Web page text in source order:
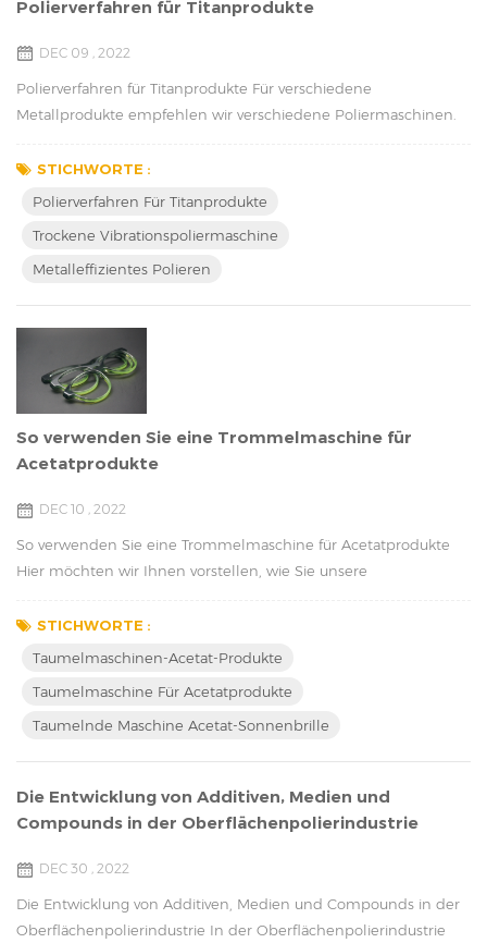
Polierverfahren für Titanprodukte
DEC 09 , 2022
Polierverfahren für Titanprodukte Für verschiedene
Metallprodukte empfehlen wir verschiedene Poliermaschinen.
vorstellen . Wie Sie sehen können, stellen wir die Produkte
nacheinander in die Reihe, um sicherzustellen, dass die
wird. In der Maschine befindet sich ein Sicherheitssens...
STICHWORTE :
Polierverfahren Für Titanprodukte
Trockene Vibrationspoliermaschine
Metalleffizientes Polieren
So verwenden Sie eine Trommelmaschine für
Acetatprodukte
DEC 10 , 2022
So verwenden Sie eine Trommelmaschine für Acetatprodukte
Hier möchten wir Ihnen vorstellen, wie Sie unsere
nehmen Acetat-Sonnenbrillen als Beispiel: Um eine
Trommelmaschine für Acetat-Sonnenbrillen zu verwenden,
die Trommelmaschine sauber und in gutem Zustand ist. Legen
Sie zwei...
STICHWORTE :
Taumelmaschinen-Acetat-Produkte
Taumelmaschine Für Acetatprodukte
Taumelnde Maschine Acetat-Sonnenbrille
Die Entwicklung von Additiven, Medien und
Compounds in der Oberflächenpolierindustrie
DEC 30 , 2022
Die Entwicklung von Additiven, Medien und Compounds in der
Oberflächenpolierindustrie In der Oberflächenpolierindustrie